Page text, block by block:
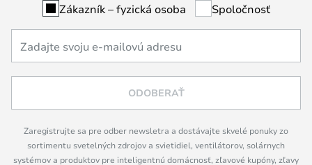
Zákazník – fyzická osoba Spoločnosť
ODOBERAŤ
Zaregistrujte sa pre odber newsletra a dostávajte skvelé ponuky zo
sortimentu svetelných zdrojov a svietidiel, ventilátorov, solárnych
systémov a produktov pre inteligentnú domácnosť, zľavové kupóny, zľavy